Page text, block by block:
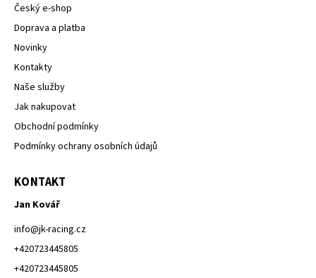
Český e-shop
Doprava a platba
Novinky
Kontakty
Naše služby
Jak nakupovat
Obchodní podmínky
Podmínky ochrany osobních údajů
KONTAKT
Jan Kovář
info@jk-racing.cz
+420723445805
+420723445805